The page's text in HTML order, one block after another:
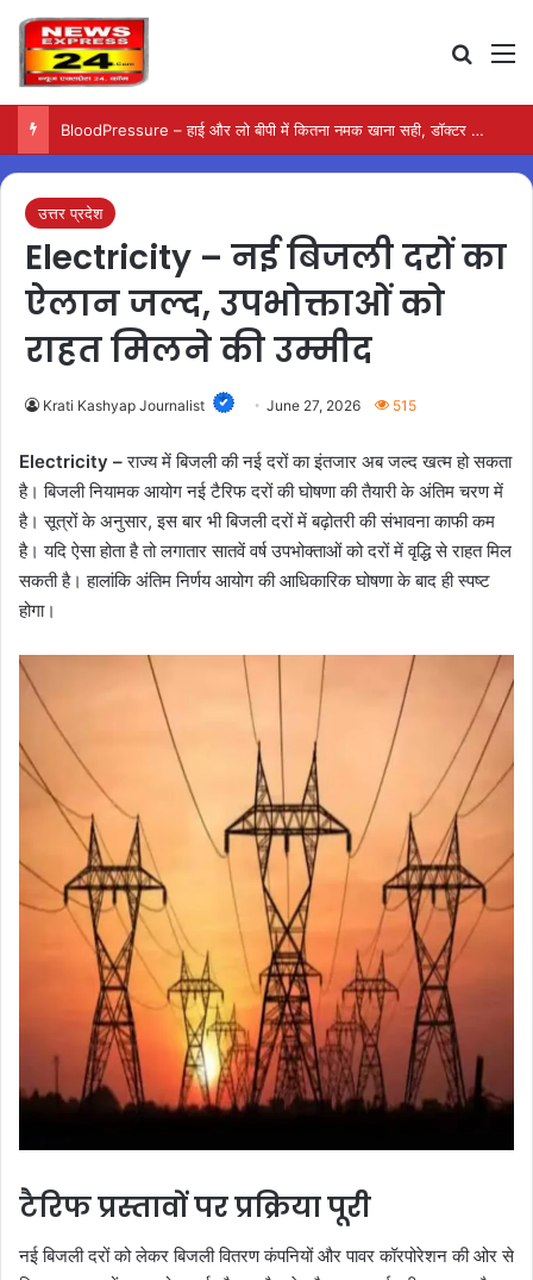
BloodPressure – हाई और लो बीपी में कितना नमक खाना सही, डॉक्टर ने बताया सुरक्षित मात्रा…
उत्तर प्रदेश
Electricity – नई बिजली दरों का
ऐलान जल्द, उपभोक्ताओं को
राहत मिलने की उम्मीद
Krati Kashyap Journalist June 27, 2026 515
Electricity –राज्य में बिजली की नई दरों का इंतजार अब जल्द खत्म हो सकता
है। बिजली नियामक आयोग नई टैरिफ दरों की घोषणा की तैयारी के अंतिम चरण में
है। सूत्रों के अनुसार, इस बार भी बिजली दरों में बढ़ोतरी की संभावना काफी कम
है। यदि ऐसा होता है तो लगातार सातवें वर्ष उपभोक्ताओं को दरों में वृद्धि से राहत मिल
सकती है। हालांकि अंतिम निर्णय आयोग की आधिकारिक घोषणा के बाद ही स्पष्ट
होगा।
टैरिफ प्रस्तावों पर प्रक्रिया पूरी
नई बिजली दरों को लेकर बिजली वितरण कंपनियों और पावर कॉरपोरेशन की ओर से